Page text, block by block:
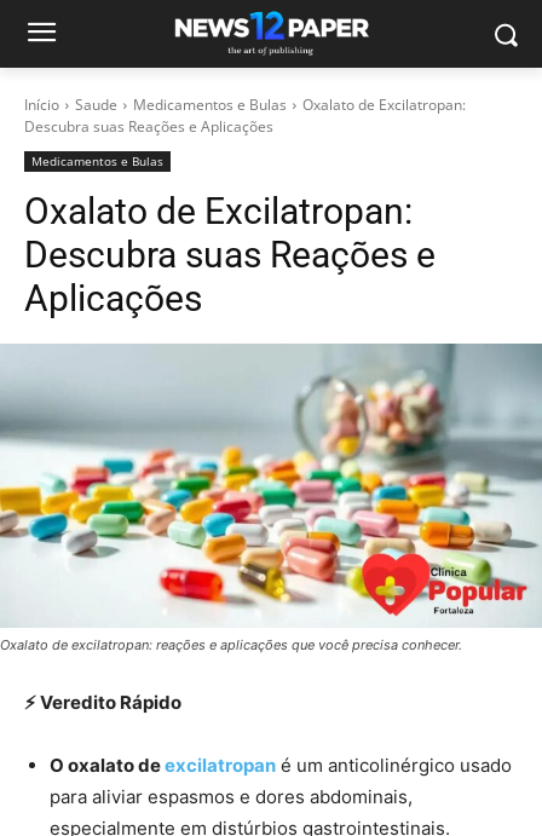
Início Saude Medicamentos e Bulas
Oxalato de Excilatropan:
Descubra suas Reações e Aplicações
Medicamentos e Bulas
Oxalato de Excilatropan:
Descubra suas Reações e
Aplicações
Oxalato de excilatropan: reações e aplicações que você precisa conhecer.
⚡ Veredito Rápido
O oxalato deexcilatropan é um anticolinérgico usado
para aliviar espasmos e dores abdominais,
especialmente em distúrbios gastrointestinais.